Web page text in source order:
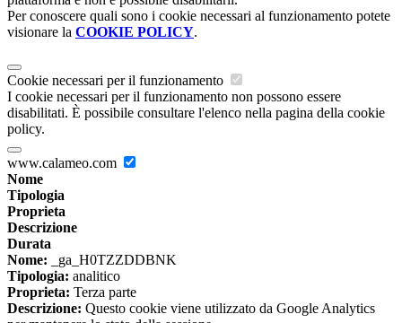
Per conoscere quali sono i cookie necessari al funzionamento potete
visionare la COOKIE POLICY.
Cookie necessari per il funzionamento
I cookie necessari per il funzionamento non possono essere
disabilitati. È possibile consultare l'elenco nella pagina della cookie
policy.
www.calameo.com
Nome
Tipologia
Proprieta
Descrizione
Durata
Nome: _ga_H0TZZDDBNK
Tipologia: analitico
Proprieta: Terza parte
Descrizione: Questo cookie viene utilizzato da Google Analytics